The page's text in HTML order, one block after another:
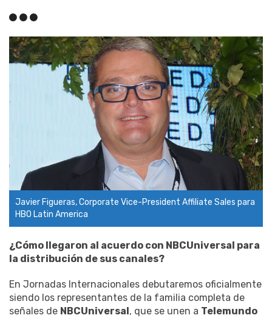
Javier Figueras, Corporate Vice-President Affiliate Sales para
HBO Latin America
¿Cómo llegaron al acuerdo con NBCUniversal para
la distribución de sus canales?
En Jornadas Internacionales debutaremos oficialmente
siendo los representantes de la familia completa de
señales de NBCUniversal, que se unen a Telemundo